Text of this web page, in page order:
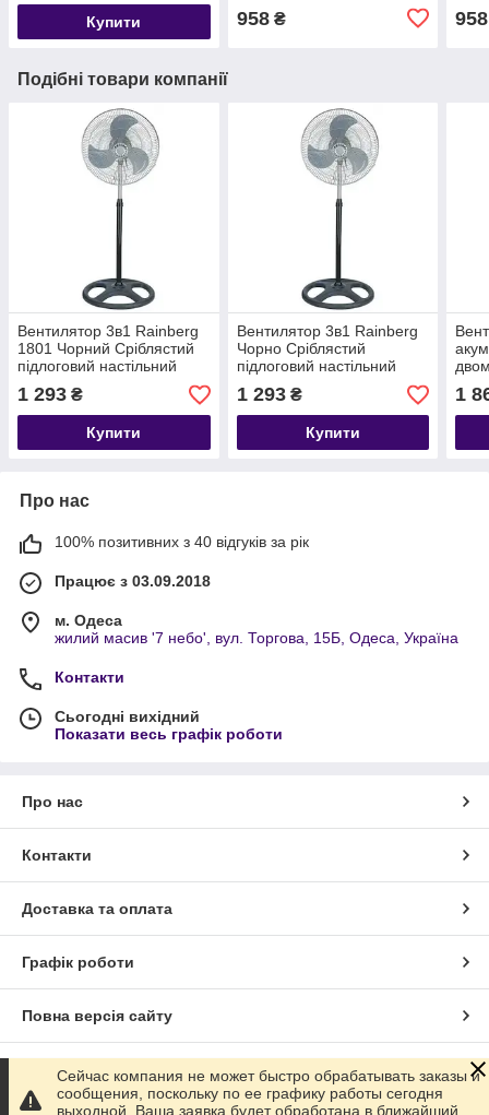
Купити 958₴ 958
Подібні товари компанії
Вентилятор 3в1 Rainberg
1801 Чорний Сріблястий
підлоговий настільний
настінний охолоджувач із
3 швидкостями
1 293 ₴
Купити
Вентилятор 3в1 Rainberg
Чорно Сріблястий
підлоговий настільний
настінний охолоджувач із
3 швидкостями
1 293₴
Купити
1
Про нас
100% позитивних з 40 відгуків за рік
Працює з 03.09.2018
м. Одеса
жилий масив '7 небо', вул. Торгова, 15Б, Одеса, Україна
Контакти
Сьогодні вихідний
Показати весь графік роботи
Про нас
Контакти
Доставка та оплата
Графік роботи
Повна версія сайту
Сайт створено на маркетплейсі Prom.ua
Сейчас компания не может быстро обрабатывать заказы и
сообщения, поскольку по ее графику работы сегодня
выходной. Ваша заявка будет обработана в ближайший